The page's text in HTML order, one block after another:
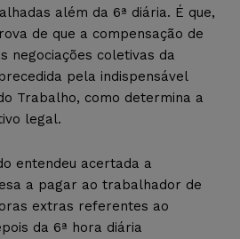
além da 6ª diária. É que,
de que a compensação de
negociações coletivas da
pela indispensável
Trabalho, como determina a
legal.
entendeu acertada a
a pagar ao trabalhador de
extras referentes ao
da 6ª hora diária